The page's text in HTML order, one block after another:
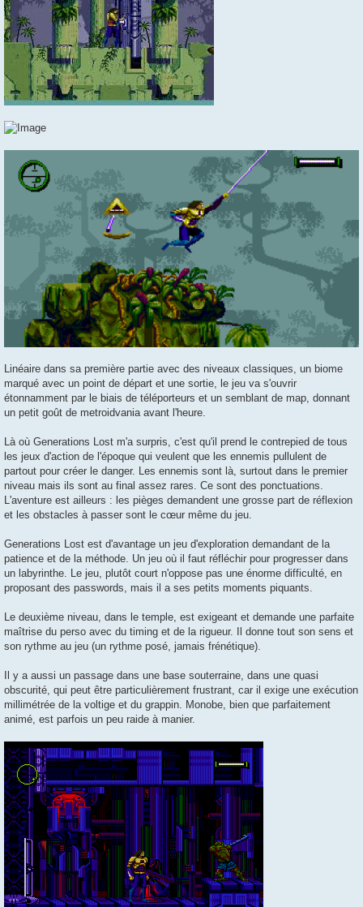
Linéaire dans sa première partie avec des niveaux classiques, un biome
marqué avec un point de départ et une sortie, le jeu va s'ouvrir
étonnamment par le biais de téléporteurs et un semblant de map, donnant
un petit goût de metroidvania avant l'heure.
Là où Generations Lost m'a surpris, c'est qu'il prend le contrepied de tous
les jeux d'action de l'époque qui veulent que les ennemis pullulent de
partout pour créer le danger. Les ennemis sont là, surtout dans le premier
niveau mais ils sont au final assez rares. Ce sont des ponctuations.
L'aventure est ailleurs : les pièges demandent une grosse part de réflexion
et les obstacles à passer sont le cœur même du jeu.
Generations Lost est d'avantage un jeu d'exploration demandant de la
patience et de la méthode. Un jeu où il faut réfléchir pour progresser dans
un labyrinthe. Le jeu, plutôt court n'oppose pas une énorme difficulté, en
proposant des passwords, mais il a ses petits moments piquants.
Le deuxième niveau, dans le temple, est exigeant et demande une parfaite
maîtrise du perso avec du timing et de la rigueur. Il donne tout son sens et
son rythme au jeu (un rythme posé, jamais frénétique).
Il y a aussi un passage dans une base souterraine, dans une quasi
obscurité, qui peut être particulièrement frustrant, car il exige une exécution
millimétrée de la voltige et du grappin. Monobe, bien que parfaitement
animé, est parfois un peu raide à manier.